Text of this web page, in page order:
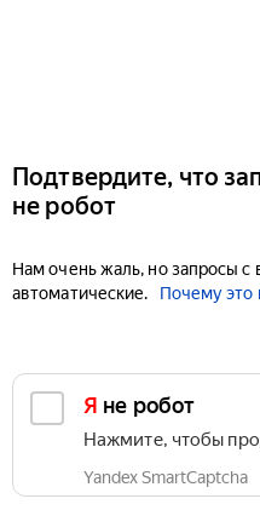
Подтвердите, что
не робот
Нам очень жаль, но запросы с
автоматические.
Почему это
Я не робот
Нажмите, чтобы
Yandex SmartCaptcha